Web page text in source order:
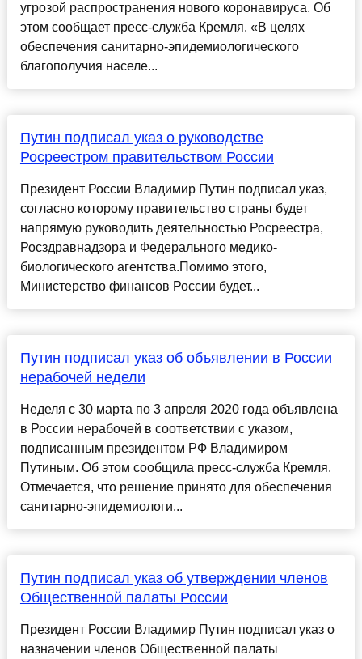
угрозой распространения нового коронавируса. Об
этом сообщает пресс-служба Кремля. «В целях
обеспечения санитарно-эпидемиологического
благополучия населе...
Путин подписал указ о руководстве
Росреестром правительством России
Президент России Владимир Путин подписал указ,
согласно которому правительство страны будет
напрямую руководить деятельностью Росреестра,
Росздравнадзора и Федерального медико-
биологического агентства.Помимо этого,
Министерство финансов России будет...
Путин подписал указ об объявлении в России
нерабочей недели
Неделя с 30 марта по 3 апреля 2020 года объявлена
в России нерабочей в соответствии с указом,
подписанным президентом РФ Владимиром
Путиным. Об этом сообщила пресс-служба Кремля.
Отмечается, что решение принято для обеспечения
санитарно-эпидемиологи...
Путин подписал указ об утверждении членов
Общественной палаты России
Президент России Владимир Путин подписал указ о
назначении членов Общественной палаты